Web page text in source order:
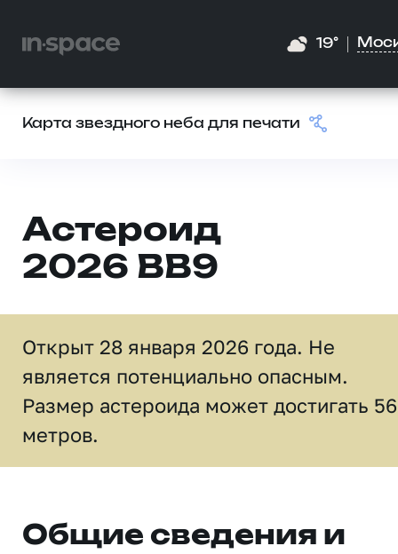
19°
Карта звездного неба для печати
Астероид
2026 BB9
Открыт 28 января 2026 года. Не
является потенциально опасным.
Размер астероида может достигать 56
метров.
Общие сведения и